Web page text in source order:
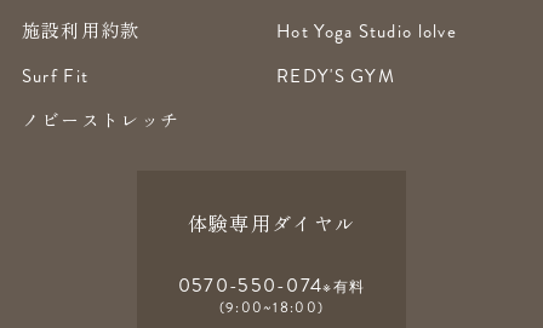
施設利用約款
Hot Yoga Studio lolve
Surf Fit
REDY'S GYM
ノビーストレッチ
体験専用ダイヤル
0570-550-074※有料
(9:00~18:00)